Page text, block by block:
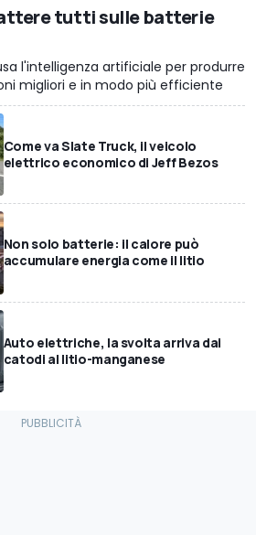
tutti sulle batterie
l'intelligenza artificiale per produrre
migliori e in modo più efficiente
Come va Slate Truck, il veicolo
elettrico economico di Jeff Bezos
Non solo batterie: il calore può
accumulare energia come il litio
Auto elettriche, la svolta arriva dai
catodi al litio-manganese